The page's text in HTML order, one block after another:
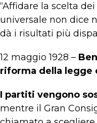
“Affidare la scelta
universale non dice
dà i risultati più
12 maggio 1928 –
riforma della legge
I partiti vengono
mentre il Gran